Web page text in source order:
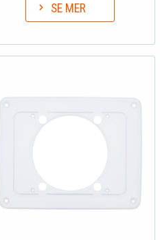
SE MER